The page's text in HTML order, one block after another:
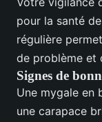
pour la santé
régulière
de problème et
Signes de
Une mygale en
une carapace